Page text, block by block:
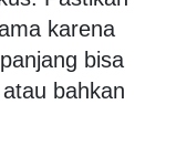
karena
bisa
bahkan